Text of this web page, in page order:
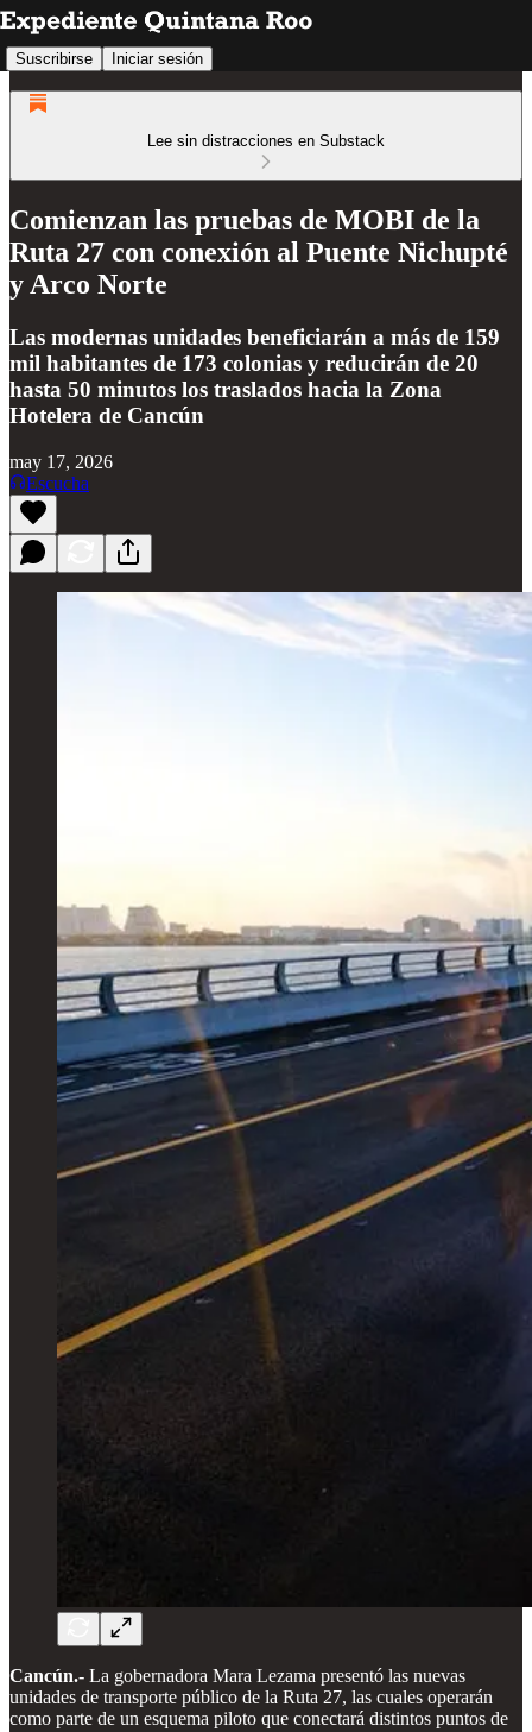
Suscribirse Iniciar sesión
Lee sin distracciones en Substack
Comienzan las pruebas de MOBI de la
Ruta 27 con conexión al Puente Nichupté
y Arco Norte
Las modernas unidades beneficiarán a más de 159
mil habitantes de 173 colonias y reducirán de 20
hasta 50 minutos los traslados hacia la Zona
Hotelera de Cancún
may 17, 2026
Escucha
Cancún.- La gobernadora Mara Lezama presentó las nuevas
unidades de transporte público de la Ruta 27, las cuales operarán
como parte de un esquema piloto que conectará distintos puntos de